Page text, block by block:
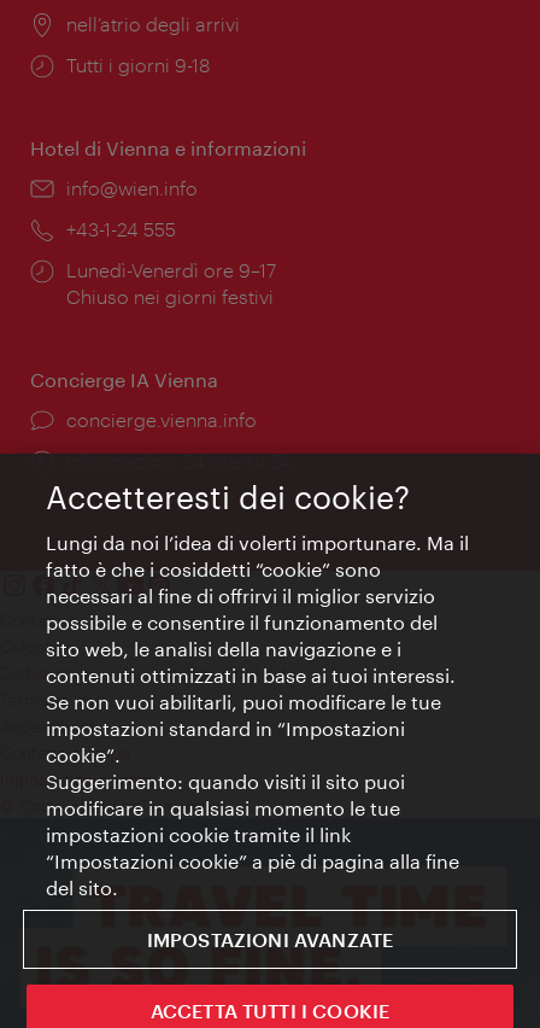
Posizione:
nell’atrio degli arrivi
Orari
Tutti i giorni 9-18
Hotel di Vienna e informazioni
Email:
info@wien.info
Telefono:
+43-1-24 555
Orari
di
Lunedì-Venerdì ore 9–17
Chiuso nei giorni festivi
Concierge IA Vienna
Ort:
concierge.vienna.info
Öffnungszeiten:
Informazioni 24 ore su 24
Contatti
Colophon
Dichiarazione sulla protezione dei dati
Terms of Use
Accessibilità
Contatto stampa
Impostazioni cookie
© Copyright WienTourismus
Accetteresti dei cookie?
Lungi da noi l’idea di volerti importunare. Ma il
fatto è che i cosiddetti “cookie” sono
necessari al fine di offrirvi il miglior servizio
possibile e consentire il funzionamento del
sito web, le analisi della navigazione e i
contenuti ottimizzati in base ai tuoi interessi.
Se non vuoi abilitarli, puoi modificare le tue
impostazioni standard in “Impostazioni
cookie”.
Suggerimento: quando visiti il sito puoi
modificare in qualsiasi momento le tue
impostazioni cookie tramite il link
“Impostazioni cookie” a piè di pagina alla fine
del sito.
IMPOSTAZIONI AVANZATE
ACCETTA TUTTI I COOKIE